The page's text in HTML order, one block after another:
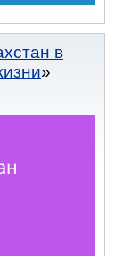
в